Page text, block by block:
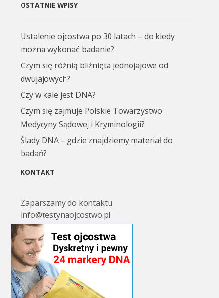
OSTATNIE WPISY
Ustalenie ojcostwa po 30 latach – do kiedy
można wykonać badanie?
Czym się różnią bliźnięta jednojajowe od
dwujajowych?
Czy w kale jest DNA?
Czym się zajmuje Polskie Towarzystwo
Medycyny Sądowej i Kryminologii?
Ślady DNA – gdzie znajdziemy materiał do
badań?
KONTAKT
Zaparszamy do kontaktu
info@testynaojcostwo.pl